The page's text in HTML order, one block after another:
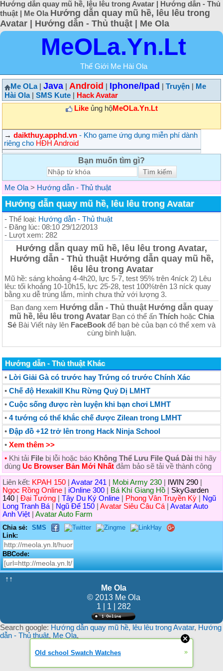
Hướng dẫn quay mũ hề, lêu lêu trong Avatar | Hướng dẫn - Thủ
thuật | Me Ola Hướng dẫn quay mũ hề, lêu lêu trong
Avatar | Hướng dẫn - Thủ thuật | Me Ola
MeOLa.Yn.Lt
Thế Giới Me Hài Ola
Me OLa| Java Android Iphone/Ipad Truyện
Me
Hài Ola| SMS Kute
Hack Avatar
Likeủng hộMeOLa.Yn.Lt
→ daikthuy.apphd.vn - Kho game ứng dụng miễn phí dành
riêng cho HĐH Android
Bạn muốn tìm gì?
Me Ola > Hướng dẫn - Thủ thuật
Hướng dẫn quay mũ hề, lêu lêu trong Avatar
- Thể loại: Hướng dẫn - Thủ thuật
- Đăng lúc: 08:10 29/12/2013
- Lượt xem: 282
Hướng dẫn quay mũ hề, lêu lêu trong Avatar,
Hướng dẫn - Thủ thuật Hướng dẫn quay mũ hề,
lêu lêu trong Avatar
Mũ hề: sáng khoảng 4-4h20, lực 5-7, test 95% trên 4níck 2) Lêu
lêu: tối khoảng 10-10h15, lực 25-28, test 100%trên 13 níck quay
bằng xu dễ trúng lắm, mình chưa thử với lượng 3.
Bạn đang xem Hướng dẫn - Thủ thuật Hướng dẫn quay
mũ hề, lêu lêu trong AvatarBạn có thể ấn Thíchhoặc Chia
Sẻ Bài Viết này lên FaceBook để bạn bè của bạn có thể xem và
cùng bình luận.
Hướng dẫn - Thủ thuật Khác
• Lời Giải Gà có trước hay Trứng có trước Chính Xác
• Chế độ Hexakill Khu Rừng Quỷ Dị LMHT
• Cuộc sống được rèn luyện khi bạn chơi LMHT
• 4 tướng có thể khắc chế được Zilean trong LMHT
• Đập đồ +12 trở lên trong Hack Ninja School
• Xem thêm >>
• Khi tải File bị lỗi hoặc báo Không Thể Lưu File Quá Dài thì hãy
dùng Uc Browser Bản Mới Nhất đảm bảo sẽ tải về thành công
Liên kết: KPAH 150 Avatar 241 Mobi Army 230 IWIN 290
Ngọc Rồng Online
iOnline 300 Bá Khí Giang Hồ
SkyGarden
140
Đại Tướng Tây Du Ký Online Phong Vân Truyền Kỳ
Ngũ
Long Tranh Bá
Ngũ Đế 150 Avatar Siêu Câu Cá
Avatar Auto
Anh Việt
Avatar Auto Farm
Chia sẻ:
SMS
Link:
BBCode:
↑↑
Me Ola
© 2013 Me Ola
1 | 1 | 282
Search google: Hướng dẫn quay mũ hề, lêu lêu trong Avatar, Hướng
dẫn - Thủ thuật, Me Ola,
Old school Swatch Watches »